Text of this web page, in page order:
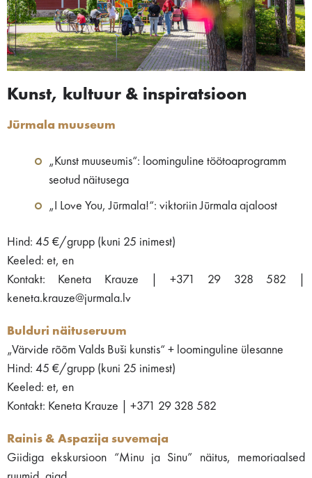
Kunst, kultuur & inspiratsioon
Jūrmala muuseum
„Kunst muuseumis“: loominguline töötoaprogramm
seotud näitusega
„I Love You, Jūrmala!“: viktoriin Jūrmala ajaloost
Hind: 45 €/grupp (kuni 25 inimest)
Keeled: et, en
Kontakt: Keneta Krauze | +371 29 328 582 |
keneta.krauze@jurmala.lv
Bulduri näituseruum
„Värvide rõõm Valds Buši kunstis“ + loominguline ülesanne
Hind: 45 €/grupp (kuni 25 inimest)
Keeled: et, en
Kontakt: Keneta Krauze | +371 29 328 582
Rainis & Aspazija suvemaja
Giidiga ekskursioon “Minu ja Sinu” näitus, memoriaalsed